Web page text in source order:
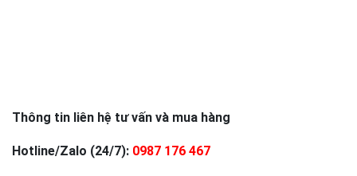
Thông tin liên hệ tư vấn và mua hàng
Hotline/Zalo (24/7): 0987 176 467